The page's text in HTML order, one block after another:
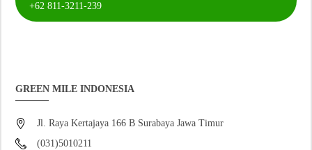
+62 811-3211-239
GREEN MILE INDONESIA
Jl. Raya Kertajaya 166 B Surabaya Jawa Timur
(031)5010211